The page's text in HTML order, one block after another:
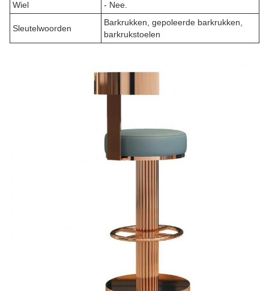
Wiel - Nee.
Sleutelwoorden
Barkrukken, gepoleerde barkrukken,
barkrukstoelen